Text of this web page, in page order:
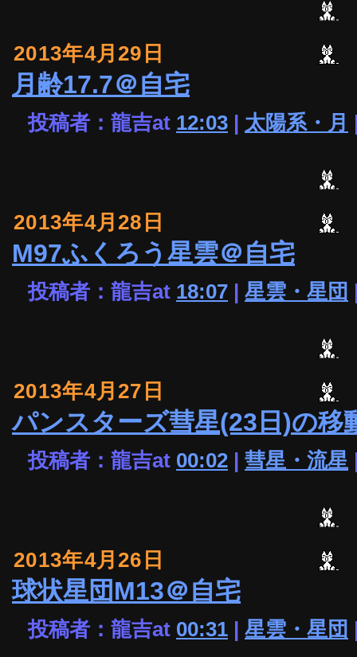
2013年4月29日
月齢17.7＠自宅
投稿者：龍吉at 12:03 | 太陽系・月
2013年4月28日
M97ふくろう星雲＠自宅
投稿者：龍吉at 18:07 | 星雲・星団
2013年4月27日
パンスターズ彗星(23日)の移
投稿者：龍吉at 00:02 | 彗星・流星
2013年4月26日
球状星団M13＠自宅
投稿者：龍吉at 00:31 | 星雲・星団